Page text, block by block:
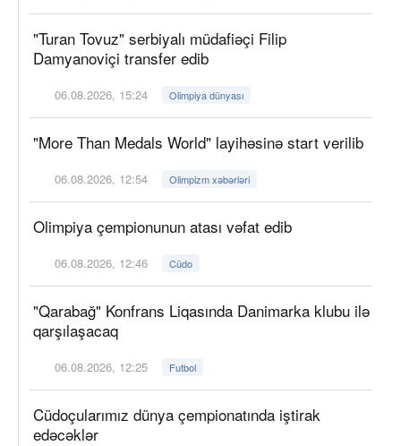
"Turan Tovuz" serbiyalı müdafiəçi Filip
Damyanoviçi transfer edib
06.08.2026, 15:24 Olimpiya dünyası
"More Than Medals World" layihəsinə start verilib
06.08.2026, 12:54 Olimpizm xəbərləri
Olimpiya çempionunun atası vəfat edib
06.08.2026, 12:46 Cüdo
"Qarabağ" Konfrans Liqasında Danimarka klubu ilə
qarşılaşacaq
06.08.2026, 12:25 Futbol
Cüdoçularımız dünya çempionatında iştirak
edəcəklər